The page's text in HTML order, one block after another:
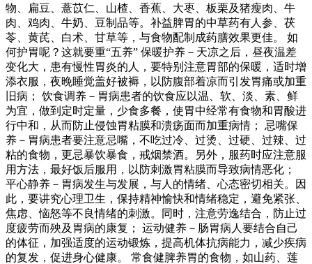
物、扁豆、薏苡仁、山楂、香蕉、大枣、板栗及猪瘦肉、牛
肉、鸡肉、牛奶、豆制品等。补益脾胃的中草药有人参、茯
苓、黄芪、白术、甘草等，与食物配制成药膳效果更佳。 如
何护胃呢？这就要重“五养” 保暖护养－天凉之后，昼夜温差
变化大，患有慢性胃炎的人，要特别注意胃部的保暖，适时增
添衣服，夜晚睡觉盖好被褥，以防腹部着凉而引发胃痛或加重
旧病； 饮食调养－胃病患者的饮食应以温、软、淡、素、鲜
为宜，做到定时定量，少食多餐，使胃中经常有食物和胃酸进
行中和，从而防止侵蚀胃粘膜和溃疡面而加重病情； 忌嘴保
养－胃病患者要注意忌嘴，不吃过冷、过烫、过硬、过辣、过
粘的食物，更忌暴饮暴食，戒烟禁酒。另外，服药时应注意服
用方法，最好饭后服用，以防刺激胃粘膜而导致病情恶化；
平心静养－胃病发生与发展，与人的情绪、心态密切相关。因
此，要讲究心理卫生，保持精神愉快和情绪稳定，避免紧张、
焦虑、恼怒等不良情绪的刺激。同时，注意劳逸结合，防止过
度疲劳而殃及胃病的康复； 运动健养－肠胃病人要结合自己
的体征，加强适度的运动锻炼，提高机体抗病能力，减少疾病
的复发，促进身心健康。 常食健脾养胃的食物，如山药、莲